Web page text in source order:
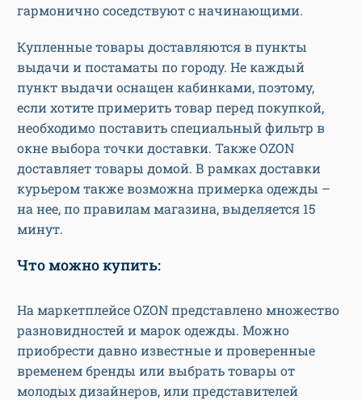
гармонично соседствуют с начинающими.
Купленные товары доставляются в пункты
выдачи и постаматы по городу. Не каждый
пункт выдачи оснащен кабинками, поэтому,
если хотите примерить товар перед покупкой,
необходимо поставить специальный фильтр в
окне выбора точки доставки. Также OZON
доставляет товары домой. В рамках доставки
курьером также возможна примерка одежды –
на нее, по правилам магазина, выделяется 15
минут.
Что можно купить:
На маркетплейсе OZON представлено множество
разновидностей и марок одежды. Можно
приобрести давно известные и проверенные
временем бренды или выбрать товары от
молодых дизайнеров, или представителей